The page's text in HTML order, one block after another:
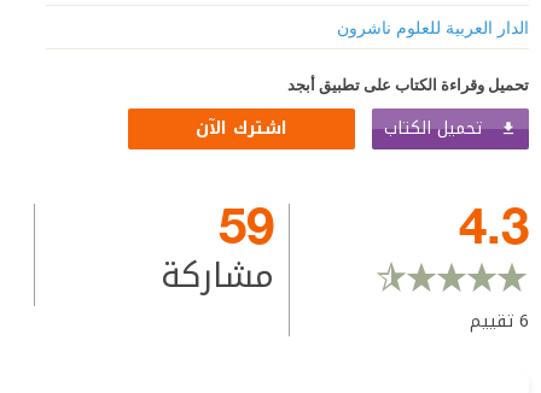
الدار العربية للعلوم ناشرون
تحميل وقراءة الكتاب على تطبيق أبجد
تحميل الكتاب اشترك الآن
4.3
6تقييم
59
مشاركة